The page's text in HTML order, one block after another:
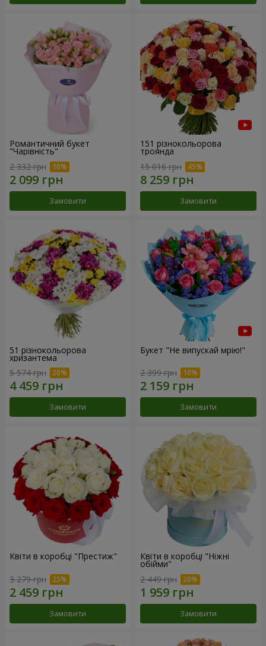
Романтичний букет
"Чарівність"
2 332 грн
Замовити
151 різнокольорова
троянда
15 016 грн
Замовити
51 різнокольорова
хризантема
5 574 грн
Замовити
Букет "Не випускай мрію!"
2 399 грн
Замовити
Квіти в коробці "Престиж"
3 279 грн
Замовити
Квіти в коробці "Ніжні
обійми"
2 449 грн
Замовити